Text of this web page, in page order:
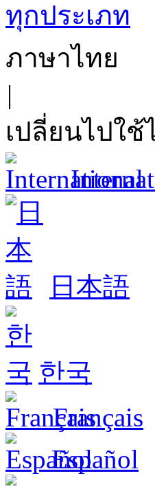
ทุกประเภท
ภาษาไทย
|
เปลี่ยนไปใช้
日本語
한국
Français
Español